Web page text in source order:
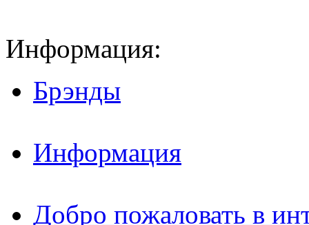
Информация:
Брэнды
Информация
Добро пожаловать в